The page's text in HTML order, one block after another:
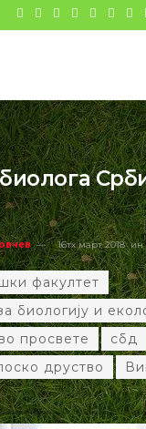
16тх март 2018 ин
факултет
биологију и
просвете
сбд
друство